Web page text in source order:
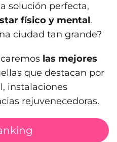
solución perfecta,
físico y mental.
ciudad tan grande?
las mejores
que destacan por
instalaciones
rejuvenecedoras.